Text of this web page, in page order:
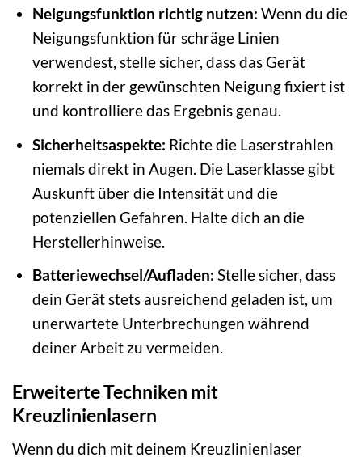
Neigungsfunktion richtig nutzen: Wenn du die
Neigungsfunktion für schräge Linien
verwendest, stelle sicher, dass das Gerät
korrekt in der gewünschten Neigung fixiert ist
und kontrolliere das Ergebnis genau.
Sicherheitsaspekte: Richte die Laserstrahlen
niemals direkt in Augen. Die Laserklasse gibt
Auskunft über die Intensität und die
potenziellen Gefahren. Halte dich an die
Herstellerhinweise.
Batteriewechsel/Aufladen: Stelle sicher, dass
dein Gerät stets ausreichend geladen ist, um
unerwartete Unterbrechungen während
deiner Arbeit zu vermeiden.
Erweiterte Techniken mit
Kreuzlinienlasern
Wenn du dich mit deinem Kreuzlinienlaser